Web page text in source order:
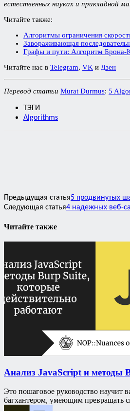
естественных науках и прикладной
Читайте также:
Алгоритмы ограничения
Завораживающая
Графы и пути: Алгоритм Брона-
Читайте нас в Telegram, VK и Дзен
Перевод статьи Murat Durmus: 5
ТЭГИ
Algorithms
Предыдущая статья5 продвинутых
Следующая статья4 надежных веб-
Читайте также
Анализ JavaScript и методы
Это пошаговое руководство научит
багхантером, умеющим превращать